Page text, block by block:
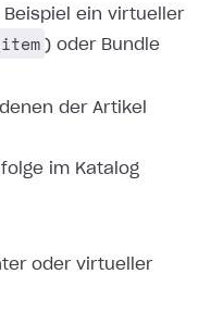
Beispiel ein virtueller
) oder Bundle
der Artikel
im Katalog
oder virtueller